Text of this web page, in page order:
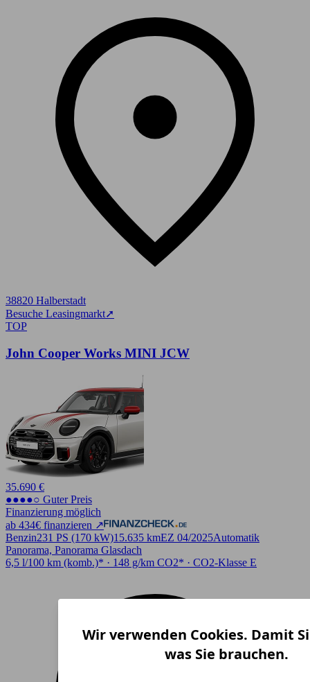
Wir verwenden Cookies. Damit
was Sie brauchen.
38820 Halberstadt
Besuche Leasingmarkt➚
TOP
John Cooper Works MINI JCW
35.690 €
●●●●○ Guter Preis
Finanzierung möglich
ab 434€ finanzieren ↗
Benzin231 PS (170 kW)15.635 kmEZ 04/2025Automatik
Panorama, Panorama Glasdach
6,5 l/100 km (komb.)* · 148 g/km CO2* · CO2-Klasse E